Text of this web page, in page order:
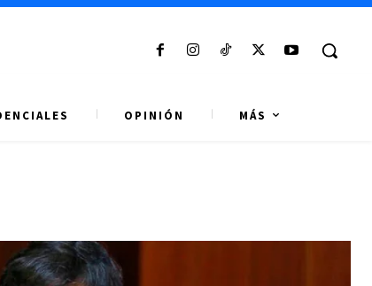
OPINIÓN MÁS